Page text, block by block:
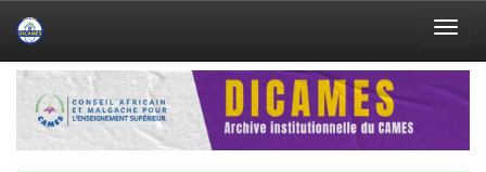
Skip
navigation